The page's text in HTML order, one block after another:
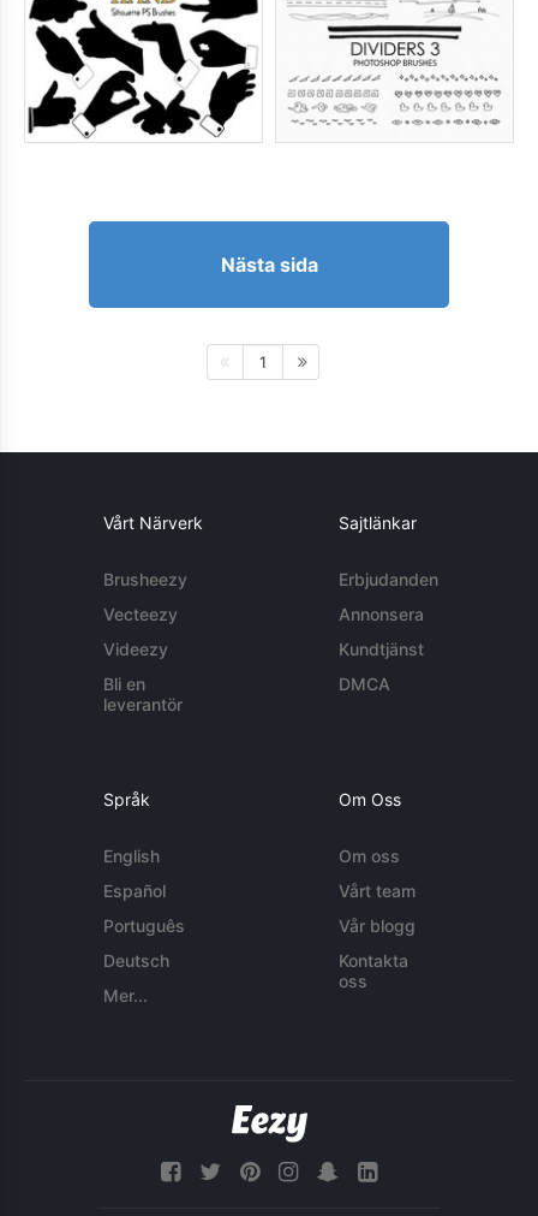
Nästa sida
1
Vårt Närverk
Brusheezy
Vecteezy
Videezy
Bli en
leverantör
Sajtlänkar
Erbjudanden
Annonsera
Kundtjänst
DMCA
Språk
English
Español
Português
Deutsch
Mer...
Om Oss
Om oss
Vårt team
Vår blogg
Kontakta
oss